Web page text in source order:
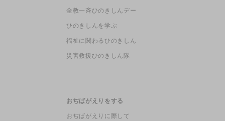
全教一斉ひのきしんデー
ひのきしんを学ぶ
福祉に関わるひのきしん
災害救援ひのきしん隊
おぢばがえりをする
おぢばがえりに際して